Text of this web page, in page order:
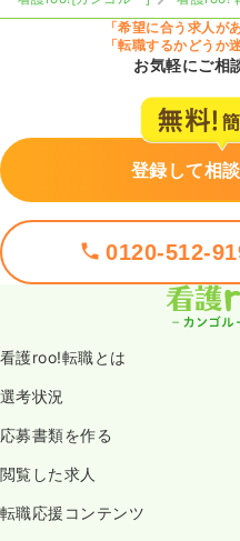
「希望に合う求人が
「転職するかどうか
お気軽にご相
登録して相
0120-512-
看護roo!転職とは
選考状況
応募書類を作る
閲覧した求人
転職応援コンテンツ